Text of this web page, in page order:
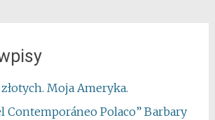
Moja Ameryka.
Contemporáneo Polaco” Barbary